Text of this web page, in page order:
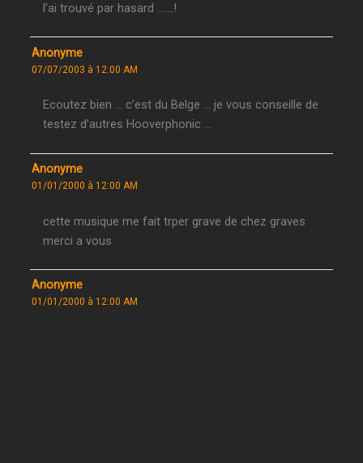
l’ai trouvé par hasard …….!
Anonyme
07/07/2003 à 12:00 AM
Ecoutez bien … c’est du Belge … je vous conseille de
testez d’autres Hooverphonic …
Anonyme
01/01/2000 à 12:00 AM
cette musique me fait trper grave de chez graves
merci a vous
Anonyme
01/01/2000 à 12:00 AM